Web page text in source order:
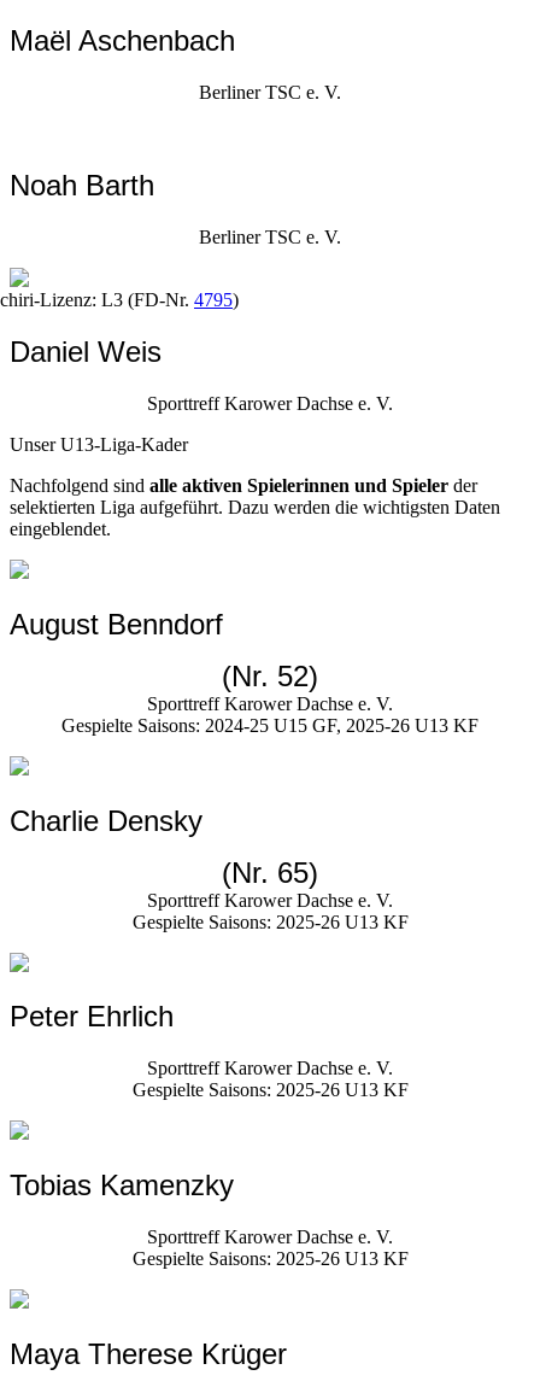
Maël Aschenbach
Berliner TSC e. V.
Noah Barth
Berliner TSC e. V.
Lizenz: L3 (FD-Nr. 4795)
Daniel Weis
Sporttreff Karower Dachse e. V.
Unser U13-Liga-Kader
Nachfolgend sind alle aktiven Spielerinnen und Spieler der
selektierten Liga aufgeführt. Dazu werden die wichtigsten Daten
eingeblendet.
August Benndorf
(Nr. 52)
Sporttreff Karower Dachse e. V.
Gespielte Saisons: 2024-25 U15 GF, 2025-26 U13 KF
Charlie Densky
(Nr. 65)
Sporttreff Karower Dachse e. V.
Gespielte Saisons: 2025-26 U13 KF
Peter Ehrlich
Sporttreff Karower Dachse e. V.
Gespielte Saisons: 2025-26 U13 KF
Tobias Kamenzky
Sporttreff Karower Dachse e. V.
Gespielte Saisons: 2025-26 U13 KF
Maya Therese Krüger